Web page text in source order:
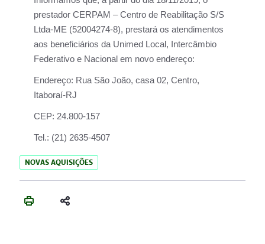
prestador CERPAM – Centro de Reabilitação S/S
Ltda-ME (52004274-8), prestará os atendimentos
aos beneficiários da Unimed Local, Intercâmbio
Federativo e Nacional em novo endereço:
Endereço: Rua São João, casa 02, Centro,
Itaboraí-RJ
CEP: 24.800-157
Tel.: (21) 2635-4507
NOVAS AQUISIÇÕES